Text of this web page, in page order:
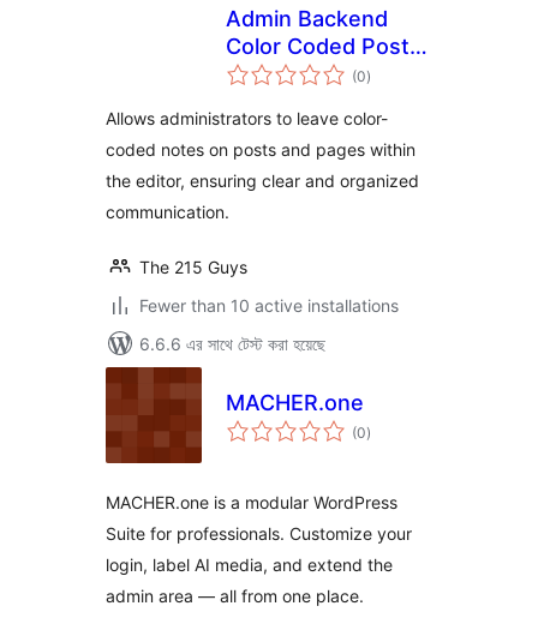
Admin Backend
Color Coded Post
Notes
(0total
ratings
)
Allows administrators to leave color-
coded notes on posts and pages within
the editor, ensuring clear and organized
communication.
The 215 Guys
Fewer than 10 active installations
6.6.6 এর সাথে টেস্ট করা হয়েছে
MACHER.one
(0total
ratings
)
MACHER.one is a modular WordPress
Suite for professionals. Customize your
login, label AI media, and extend the
admin area — all from one place.